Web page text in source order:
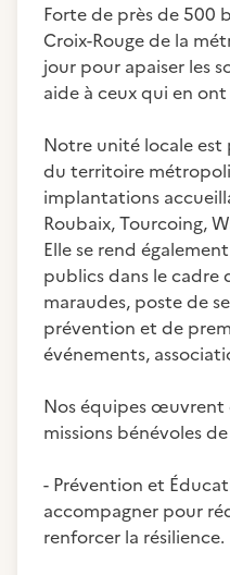
Forte de près de 500
Croix-Rouge de la
jour pour apaiser les
aide à ceux qui en
Notre unité locale est
du territoire
implantations
Roubaix, Tourcoing,
Elle se rend
publics dans le cadre
maraudes, poste de
prévention et de
événements,
Nos équipes œuvrent
missions bénévoles
- Prévention et
accompagner pour
renforcer la résilience.